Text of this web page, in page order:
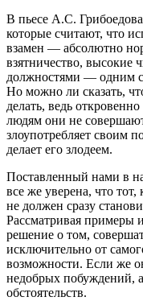
В пьесе А.С.
которые считают, что
взамен — абсолютно
взятничество, высокие
должностями — одним
Но можно ли сказать,
делать, ведь
людям они не
злоупотребляет своим
делает его злодеем.
Поставленный нами в
все же уверена, что
не должен сразу
Рассматривая примеры
решение о том,
исключительно от
возможности. Если же
недобрых побуждений,
обстоятельств.